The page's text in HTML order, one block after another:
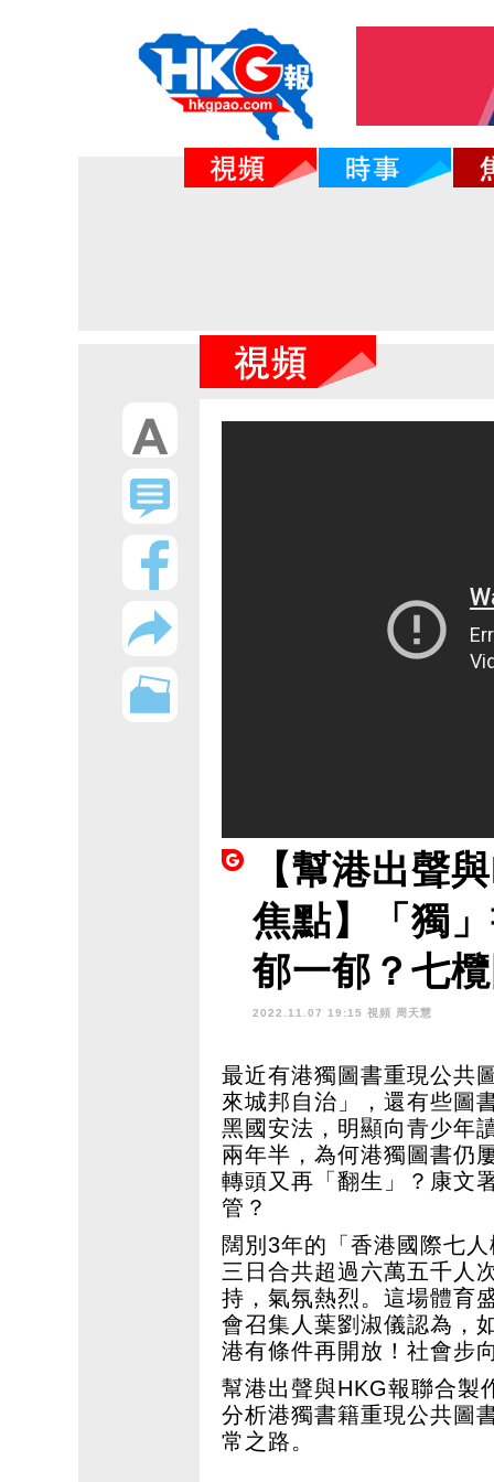
【幫港出聲
焦點】「獨
郁一郁？七
復常之路
2022.11.07 19:15 視頻 周天慧
最近有港獨圖書重現公共
來城邦自治」，還有些圖
黑國安法，明顯向青少年
兩年半，為何港獨圖書仍
轉頭又再「翻生」？康文
管？
闊別3年的「香港國際七
三日合共超過六萬五千人
持，氣氛熱烈。這場體育
會召集人葉劉淑儀認為，
港有條件再開放！社會步
幫港出聲與HKG報聯合製
分析港獨書籍重現公共圖
常之路。